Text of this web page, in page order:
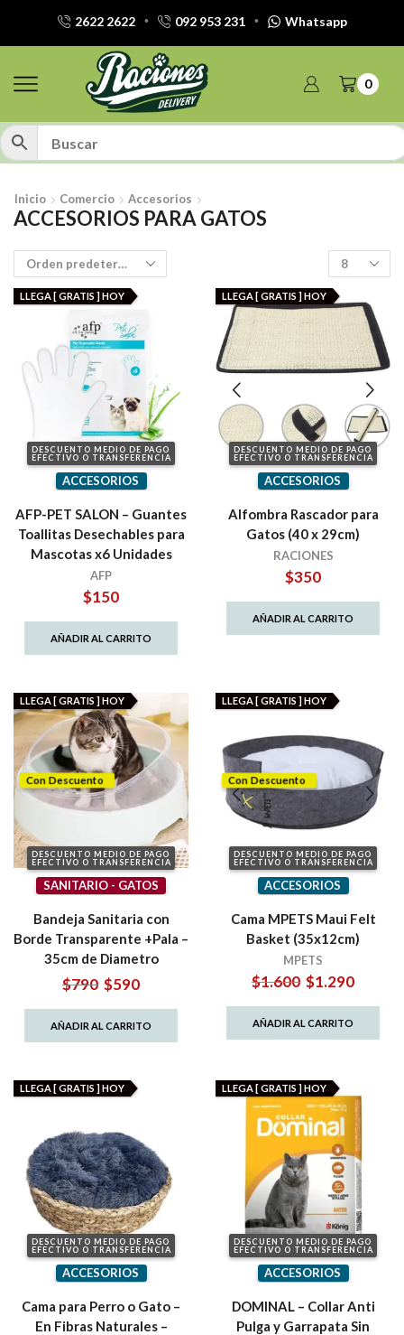
2622 2622 092 953 231 Whatsapp
0
Inicio Comercio Accesorios
ACCESORIOS PARA GATOS
Productos
por
pagina
DESCUENTO MEDIO DE PAGO
EFECTIVO O TRANSFERENCIA
LLEGA [ GRATIS ] HOY
ACCESORIOS
AFP-PET SALON – Guantes
Toallitas Desechables para
Mascotas x6 Unidades
AFP
$150
AÑADIR AL CARRITO
DESCUENTO MEDIO DE PAGO
EFECTIVO O TRANSFERENCIA
LLEGA [ GRATIS ] HOY
ACCESORIOS
Alfombra Rascador para
Gatos (40 x 29cm)
RACIONES
$350
AÑADIR AL CARRITO
DESCUENTO MEDIO DE PAGO
EFECTIVO O TRANSFERENCIA
Con Descuento
LLEGA [ GRATIS ] HOY
SANITARIO - GATOS
Bandeja Sanitaria con
Borde Transparente +Pala –
35cm de Diametro
$790 El
era:
$590El
es:
AÑADIR AL CARRITO
DESCUENTO MEDIO DE PAGO
EFECTIVO O TRANSFERENCIA
Con Descuento
LLEGA [ GRATIS ] HOY
ACCESORIOS
Cama MPETS Maui Felt
Basket (35x12cm)
MPETS
$1.600 El
era:
$1.290El
AÑADIR AL CARRITO
DESCUENTO MEDIO DE PAGO
EFECTIVO O TRANSFERENCIA
LLEGA [ GRATIS ] HOY
ACCESORIOS
Cama para Perro o Gato –
En Fibras Naturales –
DESCUENTO MEDIO DE PAGO
EFECTIVO O TRANSFERENCIA
LLEGA [ GRATIS ] HOY
ACCESORIOS
DOMINAL – Collar Anti
Pulga y Garrapata Sin